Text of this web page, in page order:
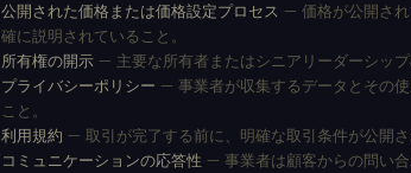
公開された価格または価格設定プロセス — 価格が公開さ
確に説明されていること。
所有権の開示 — 主要な所有者またはシニアリーダーシップ
プライバシーポリシー — 事業者が収集するデータとその
こと。
利用規約 — 取引が完了する前に、明確な取引条件が公開
コミュニケーションの応答性 — 事業者は顧客からの問い